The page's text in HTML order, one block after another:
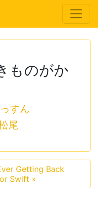
ものがか
すん
尾
Getting Back
Swift »